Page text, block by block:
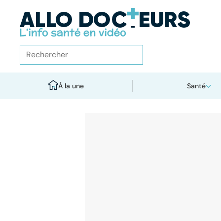
À la une Santé